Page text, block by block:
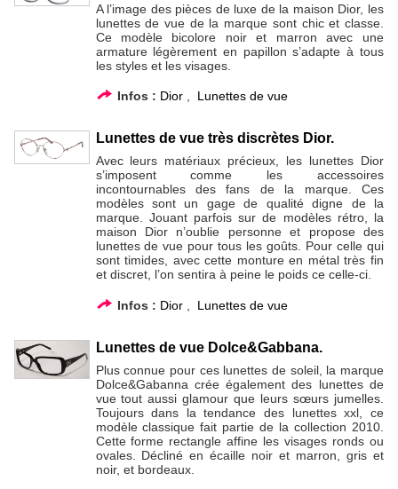
A l’image des pièces de luxe de la maison Dior, les
lunettes de vue de la marque sont chic et classe.
Ce modèle bicolore noir et marron avec une
armature légèrement en papillon s’adapte à tous
les styles et les visages.
Infos : Dior, Lunettes de vue
Lunettes de vue très discrètes Dior.
Avec leurs matériaux précieux, les lunettes Dior
s’imposent comme les accessoires
incontournables des fans de la marque. Ces
modèles sont un gage de qualité digne de la
marque. Jouant parfois sur de modèles rétro, la
maison Dior n’oublie personne et propose des
lunettes de vue pour tous les goûts. Pour celle qui
sont timides, avec cette monture en métal très fin
et discret, l’on sentira à peine le poids ce celle-ci.
Infos : Dior, Lunettes de vue
Lunettes de vue Dolce&Gabbana.
Plus connue pour ces lunettes de soleil, la marque
Dolce&Gabanna crée également des lunettes de
vue tout aussi glamour que leurs sœurs jumelles.
Toujours dans la tendance des lunettes xxl, ce
modèle classique fait partie de la collection 2010.
Cette forme rectangle affine les visages ronds ou
ovales. Décliné en écaille noir et marron, gris et
noir, et bordeaux.